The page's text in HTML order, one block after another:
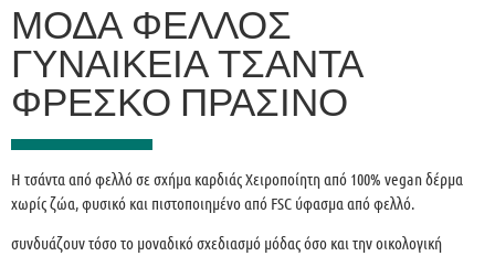
ΜΌΔΑ ΦΕΛΛΌΣ
ΓΥΝΑΙΚΕΊΑ ΤΣΆΝΤΑ
ΦΡΈΣΚΟ ΠΡΆΣΙΝΟ
Η τσάντα από φελλό σε σχήμα καρδιάς Χειροποίητη από 100% vegan δέρμα
χωρίς ζώα, φυσικό και πιστοποιημένο από FSC ύφασμα από φελλό.
συνδυάζουν τόσο το μοναδικό σχεδιασμό μόδας όσο και την οικολογική